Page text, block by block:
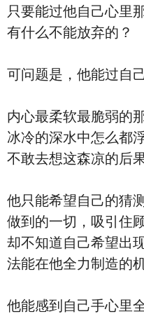
只要能过他自己心里
有什么不能放弃的？
可问题是，他能过自
内心最柔软最脆弱的
冰冷的深水中怎么都
不敢去想这森凉的后果
他只能希望自己的猜
做到的一切，吸引住
却不知道自己希望出
法能在他全力制造的
他能感到自己手心里